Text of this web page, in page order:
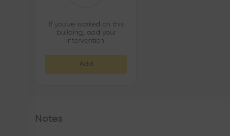
If you've worked on this
building, add your
intervention.
Add
Notes